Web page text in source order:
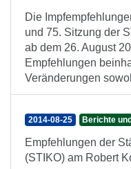
Die
und 75. Sitzung der
ab dem 26. August
Empfehlungen
Veränderungen
2014-08-25 Berichte
Empfehlungen der
(STIKO) am Robert